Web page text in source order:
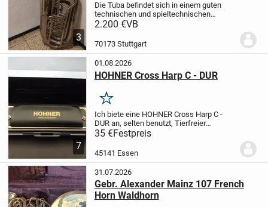
3
Die Tuba befindet sich in einem guten
technischen und spieltechnischen
Zustand. Alle Ventile funktionieren
zuverlässigen Betrieb. Das erste Ventil
2.200 €VB
70173 Stuttgart
7
01.08.2026
HOHNER Cross Harp C - DUR
Merken
Ich biete eine HOHNER Cross Harp C -
DUR an, selten benutzt, Tierfreier
Nichtraucher Haushalt, Privatverkauf,
kein Umtausch, Versand möglich
35 €Festpreis
45141 Essen
31.07.2026
Gebr. Alexander Mainz 107 French
Horn Waldhorn